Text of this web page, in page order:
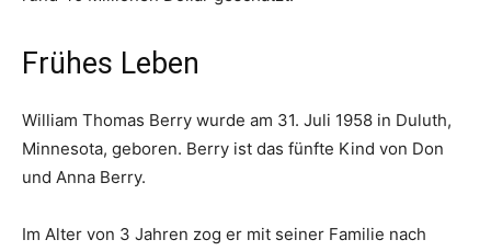
Frühes Leben
William Thomas Berry wurde am 31. Juli 1958 in Duluth,
Minnesota, geboren. Berry ist das fünfte Kind von Don
und Anna Berry.
Im Alter von 3 Jahren zog er mit seiner Familie nach